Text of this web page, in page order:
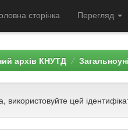
сторінка Перегляд
архів КНУТД
використовуйте цей